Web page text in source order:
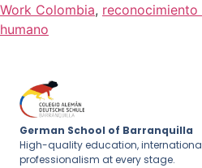
Work Colombia,
humano
German School of Barranquilla
High-quality education,
professionalism at every stage.